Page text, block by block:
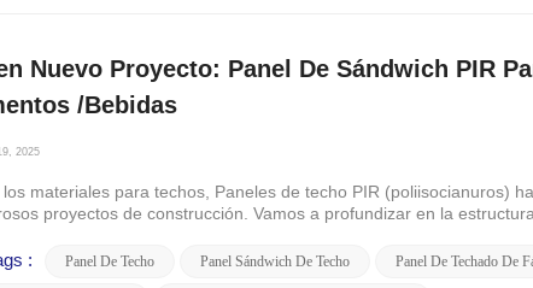
Nuevo Proyecto: Panel De Sándwich PIR
/bebidas
2025
los materiales para techos, Paneles de techo PIR (poliisocianuros)
proyectos de construcción. Vamos a profundizar en la
: Panel De Techo Panel Sándwich De Techo Panel De Techado De